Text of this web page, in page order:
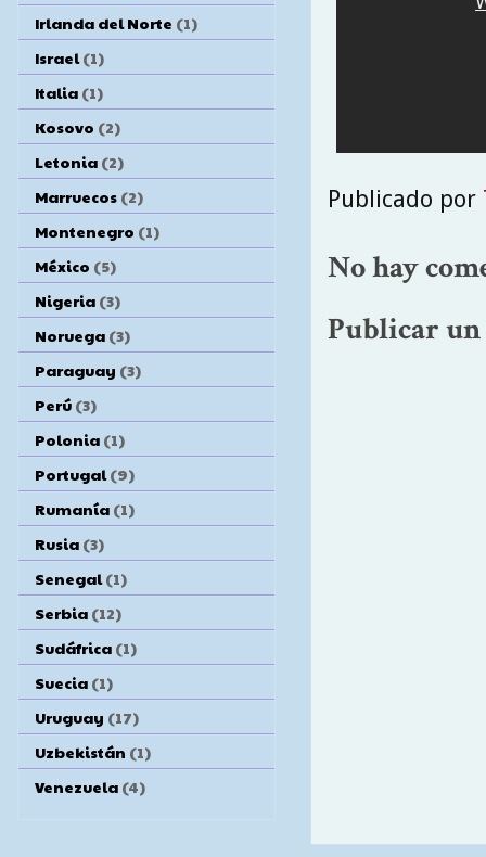
Publicado por
No hay
Publicar
Irlanda del Norte (1)
Israel (1)
Italia (1)
Kosovo (2)
Letonia (2)
Marruecos (2)
Montenegro (1)
México (5)
Nigeria (3)
Noruega (3)
Paraguay (3)
Perú (3)
Polonia (1)
Portugal (9)
Rumanía (1)
Rusia (3)
Senegal (1)
Serbia (12)
Sudáfrica (1)
Suecia (1)
Uruguay (17)
Uzbekistán (1)
Venezuela (4)